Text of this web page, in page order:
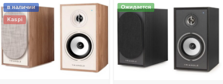
Kaspi
в наличии Ожидается